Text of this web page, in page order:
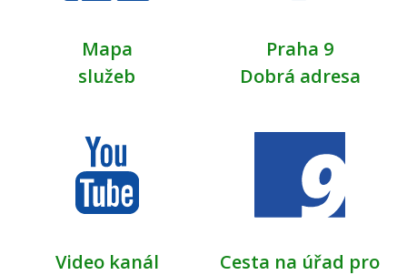
Mapa
služeb
Praha 9
Dobrá adresa
Video kanál
Cesta na úřad pro